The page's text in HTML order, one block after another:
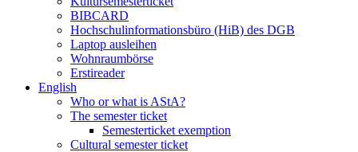
BIBCARD
Hochschulinformationsbüro (HiB) des DGB
Laptop ausleihen
Wohnraumbörse
Erstireader
English
Who or what is AStA?
The semester ticket
Semesterticket exemption
Cultural semester ticket